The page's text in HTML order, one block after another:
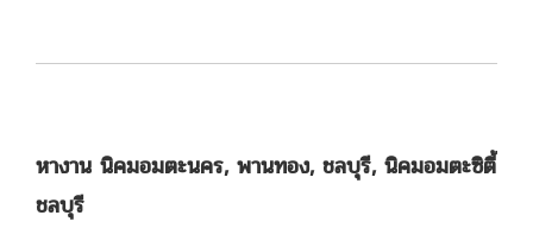
หางาน นิคมอมตะนคร, พานทอง, ชลบุรี, นิคมอมตะซิตี้
ชลบุรี